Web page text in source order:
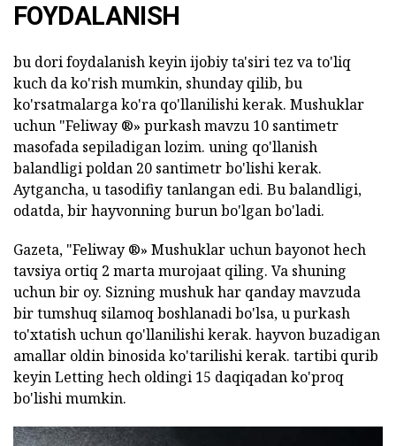
FOYDALANISH
bu dori foydalanish keyin ijobiy ta'siri tez va to'liq
kuch da ko'rish mumkin, shunday qilib, bu
ko'rsatmalarga ko'ra qo'llanilishi kerak. Mushuklar
uchun "Feliway ®» purkash mavzu 10 santimetr
masofada sepiladigan lozim. uning qo'llanish
balandligi poldan 20 santimetr bo'lishi kerak.
Aytgancha, u tasodifiy tanlangan edi. Bu balandligi,
odatda, bir hayvonning burun bo'lgan bo'ladi.
Gazeta, "Feliway ®» Mushuklar uchun bayonot hech
tavsiya ortiq 2 marta murojaat qiling. Va shuning
uchun bir oy. Sizning mushuk har qanday mavzuda
bir tumshuq silamoq boshlanadi bo'lsa, u purkash
to'xtatish uchun qo'llanilishi kerak. hayvon buzadigan
amallar oldin binosida ko'tarilishi kerak. tartibi qurib
keyin Letting hech oldingi 15 daqiqadan ko'proq
bo'lishi mumkin.